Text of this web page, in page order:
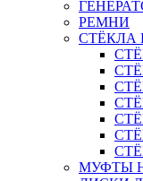
РЕМНИ
СТЁКЛА
МУФТЫ